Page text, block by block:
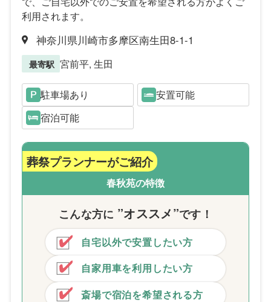
利用されます。
神奈川県川崎市多摩区南生田8-1-1
最寄駅 宮前平, 生田
駐車場あり
安置可能
宿泊可能
葬祭プランナーがご紹介
春秋苑の特徴
こんな方に ”オススメ”です！
自宅以外で安置したい方
自家用車を利用したい方
斎場で宿泊を希望される方